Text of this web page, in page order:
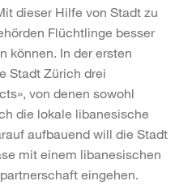
dieser Hilfe von Stadt zu
Flüchtlinge besser
können. In der ersten
Stadt Zürich drei
von denen sowohl
die lokale libanesische
aufbauend will die Stadt
mit einem libanesischen
eingehen.